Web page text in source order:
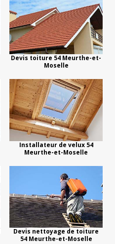
Devis toiture 54 Meurthe-et-
Moselle
Installateur de velux 54
Meurthe-et-Moselle
Devis nettoyage de toiture
54 Meurthe-et-Moselle